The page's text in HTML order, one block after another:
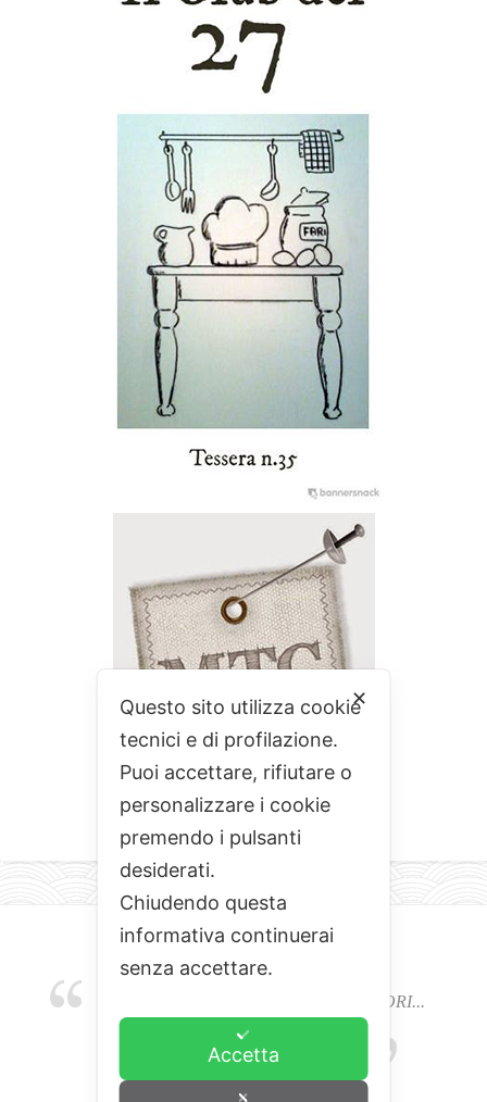
EMOZIONI, COLORI, ODORI E SAPORI...
L'ALCHIMIA DEL BUON CIBO
✕
Questo sito utilizza cookie
tecnici e di profilazione.
Puoi accettare, rifiutare o
personalizzare i cookie
premendo i pulsanti
desiderati.
Chiudendo questa
informativa continuerai
senza accettare.
Accetta